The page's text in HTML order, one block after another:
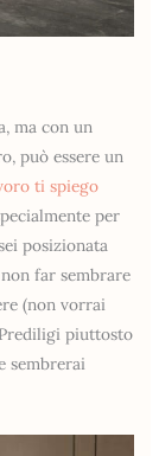
ma con un
può essere un
ti spiego
per
posizionata
far sembrare
(non vorrai
piuttosto
sembrerai